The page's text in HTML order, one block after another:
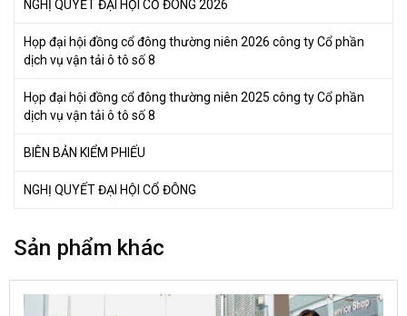
NGHỊ QUYẾT ĐẠI HỘI CỔ ĐÔNG 2026
Họp đại hội đồng cổ đông thường niên 2026 công ty Cổ phần
dịch vụ vận tải ô tô số 8
Họp đại hội đồng cổ đông thường niên 2025 công ty Cổ phần
dịch vụ vận tải ô tô số 8
BIÊN BẢN KIỂM PHIẾU
NGHỊ QUYẾT ĐẠI HỘI CỔ ĐÔNG
Sản phẩm khác